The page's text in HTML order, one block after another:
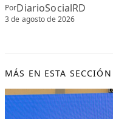
PorDiarioSocialRD
3 de agosto de 2026
MÁS EN ESTA SECCIÓN